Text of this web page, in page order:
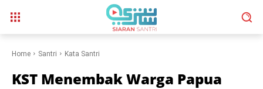
Home Santri Kata Santri
KST Menembak Warga Papua